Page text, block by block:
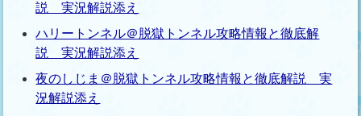
説 実況解説添え
ハリートンネル＠脱獄トンネル攻略情報と徹底解
説 実況解説添え
夜のしじま＠脱獄トンネル攻略情報と徹底解説 実
況解説添え